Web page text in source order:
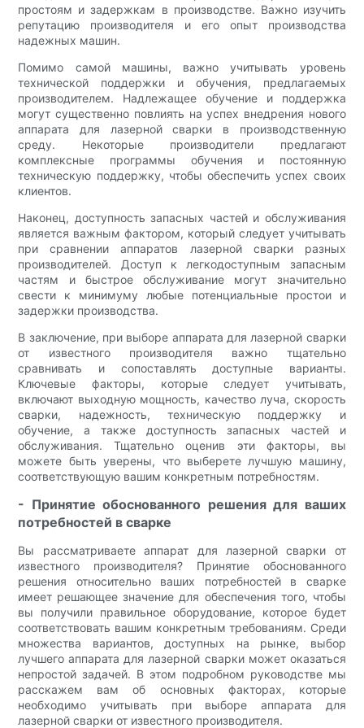
простоям и задержкам в производстве. Важно изучить
репутацию производителя и его опыт производства
надежных машин.
Помимо самой машины, важно учитывать уровень
технической поддержки и обучения, предлагаемых
производителем. Надлежащее обучение и поддержка
могут существенно повлиять на успех внедрения нового
аппарата для лазерной сварки в производственную
среду. Некоторые производители предлагают
комплексные программы обучения и постоянную
техническую поддержку, чтобы обеспечить успех своих
клиентов.
Наконец, доступность запасных частей и обслуживания
является важным фактором, который следует учитывать
при сравнении аппаратов лазерной сварки разных
производителей. Доступ к легкодоступным запасным
частям и быстрое обслуживание могут значительно
свести к минимуму любые потенциальные простои и
задержки производства.
В заключение, при выборе аппарата для лазерной сварки
от известного производителя важно тщательно
сравнивать и сопоставлять доступные варианты.
Ключевые факторы, которые следует учитывать,
включают выходную мощность, качество луча, скорость
сварки, надежность, техническую поддержку и
обучение, а также доступность запасных частей и
обслуживания. Тщательно оценив эти факторы, вы
можете быть уверены, что выберете лучшую машину,
соответствующую вашим конкретным потребностям.
- Принятие обоснованного решения для ваших
потребностей в сварке
Вы рассматриваете аппарат для лазерной сварки от
известного производителя? Принятие обоснованного
решения относительно ваших потребностей в сварке
имеет решающее значение для обеспечения того, чтобы
вы получили правильное оборудование, которое будет
соответствовать вашим конкретным требованиям. Среди
множества вариантов, доступных на рынке, выбор
лучшего аппарата для лазерной сварки может оказаться
непростой задачей. В этом подробном руководстве мы
расскажем вам об основных факторах, которые
необходимо учитывать при выборе аппарата для
лазерной сварки от известного производителя.